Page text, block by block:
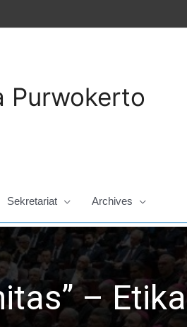
Purwokerto
Sekretariat Archives
– Etika